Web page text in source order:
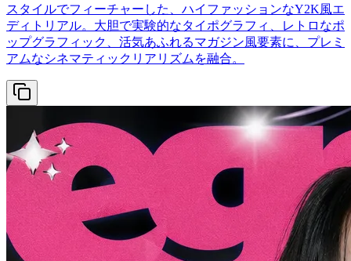
スタイルでフィーチャーした、ハイファッションなY2K風エ
ディトリアル。大胆で実験的なタイポグラフィ、レトロなポ
ップグラフィック、活気あふれるマガジン風要素に、プレミ
アムなシネマティックリアリズムを融合。